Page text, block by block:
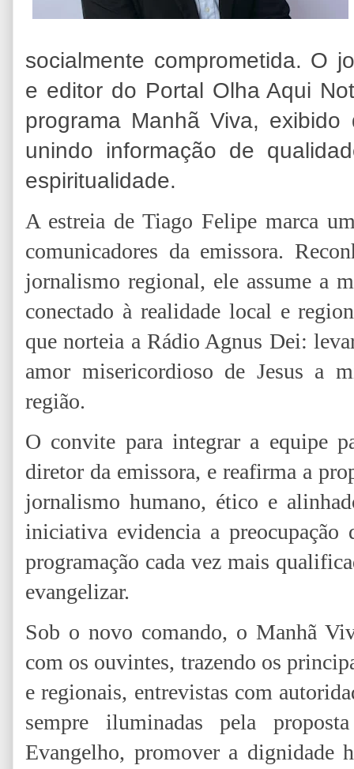
socialmente comprometida. O
e editor do Portal Olha Aqui
programa Manhã Viva,
unindo informação de
espiritualidade.
A estreia de Tiago Felipe marca
comunicadores da emissora.
jornalismo regional, ele assume a
conectado à realidade local e
que norteia a Rádio Agnus Dei:
amor misericordioso de Jesus a
região.
O convite para integrar a equipe
diretor da emissora, e reafirma a
jornalismo humano, ético e
iniciativa evidencia a
programação cada vez mais
evangelizar.
Sob o novo comando, o Manhã
com os ouvintes, trazendo os
e regionais, entrevistas com
sempre iluminadas pela
Evangelho, promover a dignidade